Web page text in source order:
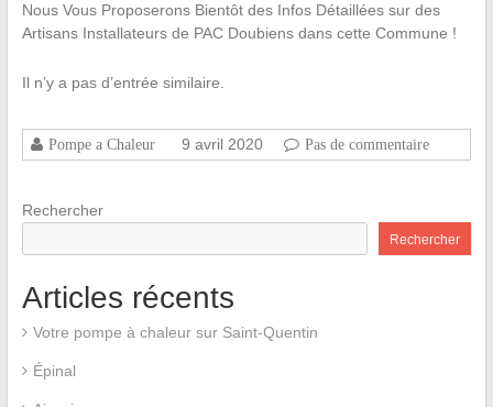
Nous Vous Proposerons Bientôt des Infos Détaillées sur des
Artisans Installateurs de PAC Doubiens dans cette Commune !
Il n’y a pas d’entrée similaire.
Pompe a Chaleur 9 avril 2020 Pas de commentaire
Rechercher
Rechercher
Articles récents
Votre pompe à chaleur sur Saint-Quentin
Épinal